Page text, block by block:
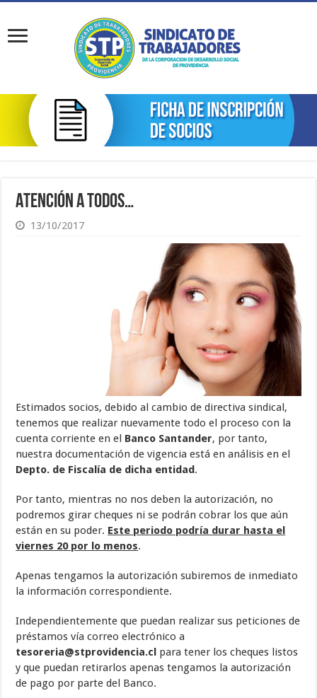
Atención a todos…
13/10/2017
Estimados socios, debido al cambio de directiva sindical,
tenemos que realizar nuevamente todo el proceso con la
cuenta corriente en el Banco Santander, por tanto,
nuestra documentación de vigencia está en análisis en el
Depto. de Fiscalía de dicha entidad.
Por tanto, mientras no nos deben la autorización, no
podremos girar cheques ni se podrán cobrar los que aún
están en su poder. Este periodo podría durar hasta el
viernes 20 por lo menos.
Apenas tengamos la autorización subiremos de inmediato
la información correspondiente.
Independientemente que puedan realizar sus peticiones de
préstamos vía correo electrónico a
tesoreria@stprovidencia.cl para tener los cheques listos
y que puedan retirarlos apenas tengamos la autorización
de pago por parte del Banco.